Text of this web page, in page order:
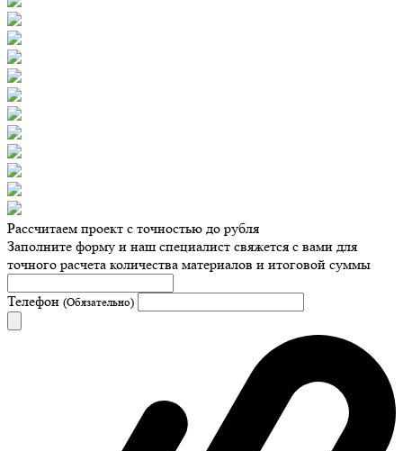
Рассчитаем проект с точностью до рубля
Заполните форму и наш специалист свяжется с вами для
точного расчета количества материалов и итоговой суммы
Телефон (Обязательно)